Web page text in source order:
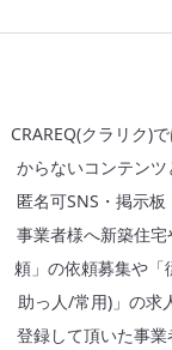
CRAREQ(クラリク)
からないコンテン
匿名可SNS・掲示
事業者様へ新築住
頼」の依頼募集や「
助っ人/常用)」の求
登録して頂いた事